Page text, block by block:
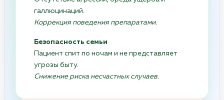
галлюцинаций.
Коррекция поведения препаратами.
Безопасность семьи
Пациент спит по ночам и не представляет
угрозы быту.
Снижение риска несчастных случаев.